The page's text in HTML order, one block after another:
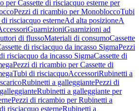
per Cassette di risciacquo esterne per
Pezzi di ricambio per MonobloccoTubi
risciacquo esterneAd alta posizioneA
GuarnizioniGuarnizioni ad
di flussoMateriali di consumoCassette
di risciacquo da incasso SigmaPezzi
risciacquo da incasso SigmaCassette di
Pezzi di ricambio per Cassette di
Tubi di risciacquoAccessoriRubinetti a
Rubinetti a galleggiantePezzi di
Rubinetti a galleggiante per
Pezzi di ricambio per Rubinetti a
risciacquo esterneRubinetti a